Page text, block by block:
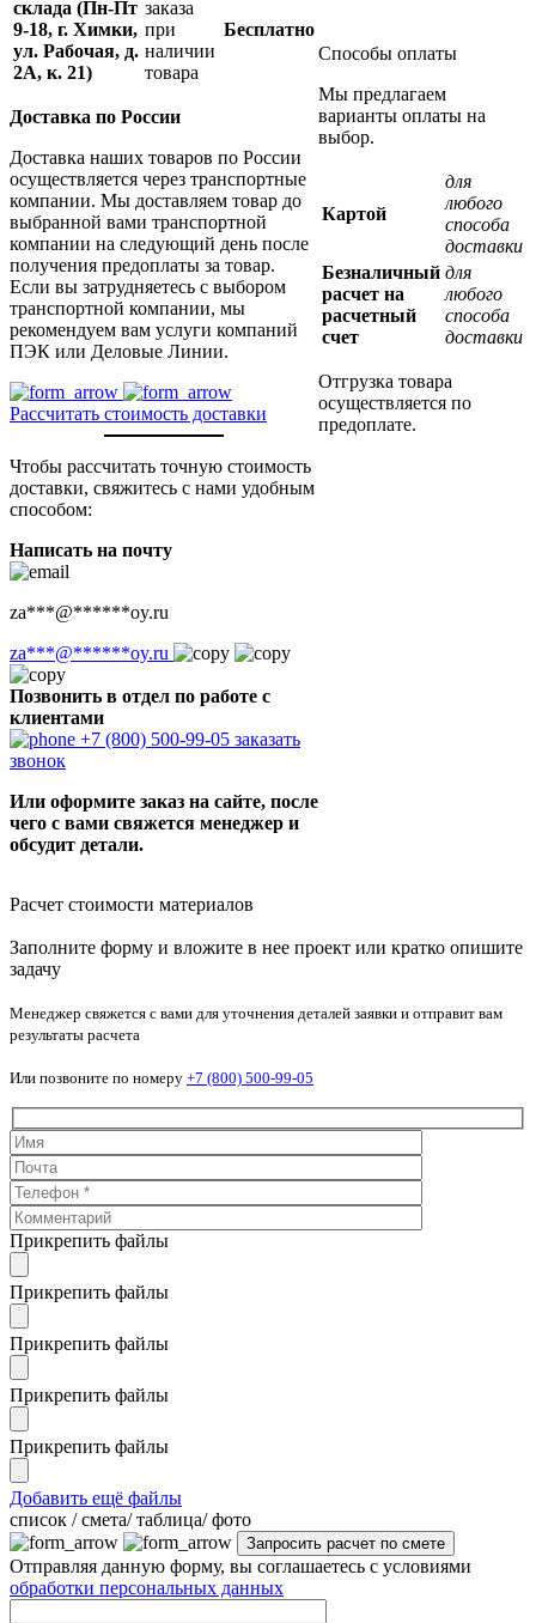
склада (Пн-Пт
9-18, г. Химки,
ул. Рабочая, д.
2А, к. 21)
заказа
при
наличии
товара
Бесплатно
Доставка по России
Доставка наших товаров по России
осуществляется через транспортные
компании. Мы доставляем товар до
выбранной вами транспортной
компании на следующий день после
получения предоплаты за товар.
Если вы затрудняетесь с выбором
транспортной компании, мы
рекомендуем вам услуги компаний
ПЭК или Деловые Линии.
Рассчитать стоимость доставки
Чтобы рассчитать точную стоимость
доставки, свяжитесь с нами удобным
способом:
Написать на почту
za***@******oy.ru
za***@******oy.ru
Позвонить в отдел по работе с
клиентами
+7 (800) 500-99-05 заказать
звонок
Или оформите заказ на сайте, после
чего с вами свяжется менеджер и
обсудит детали.
Способы оплаты
Мы предлагаем
варианты оплаты на
выбор.
Картой
для
любого
способа
доставки
Безналичный
расчет на
расчетный
счет
для
любого
способа
доставки
Отгрузка товара
осуществляется по
предоплате.
Расчет стоимости материалов
Заполните форму и вложите в нее проект или кратко опишите
задачу
Менеджер свяжется с вами для уточнения деталей заявки и отправит вам
результаты расчета
Или позвоните по номеру +7 (800) 500-99-05
Прикрепить файлы
Прикрепить файлы
Прикрепить файлы
Прикрепить файлы
Прикрепить файлы
Добавить ещё файлы
cписок / смета/ таблица/ фото
Отправляя данную форму, вы соглашаетесь с условиями
обработки персональных данных